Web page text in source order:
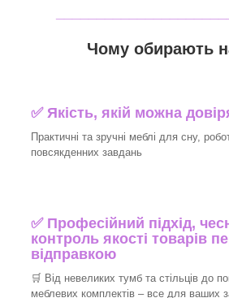
Чому обирають
✅ Якість, якій можна
Практичні та зручні меблі для сну,
повсякденних завдань
✅ Професійний підхід,
контроль якості товарів
відправкою
🛒 Від невеликих тумб та стільців до
меблевих комплектів – все для ваших